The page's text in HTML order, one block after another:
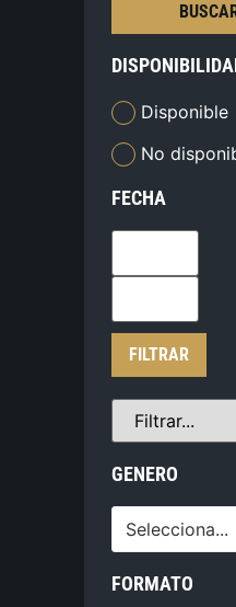
Disponible
No
FECHA
FILTRAR
GENERO
Selecciona...
FORMATO